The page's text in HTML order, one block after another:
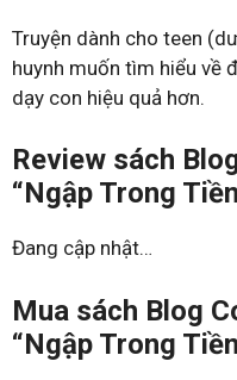
Truyện dành cho teen
huynh muốn tìm hiểu về
dạy con hiệu quả hơn.
Review sách
“Ngập Trong
Đang cập nhật…
Mua sách Blog
“Ngập Trong